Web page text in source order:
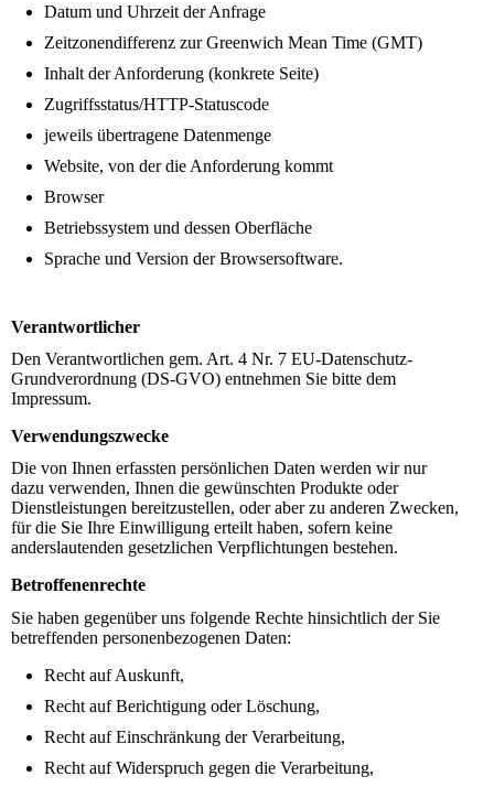
Datum und Uhrzeit der Anfrage
Zeitzonendifferenz zur Greenwich Mean Time (GMT)
Inhalt der Anforderung (konkrete Seite)
Zugriffsstatus/HTTP-Statuscode
jeweils übertragene Datenmenge
Website, von der die Anforderung kommt
Browser
Betriebssystem und dessen Oberfläche
Sprache und Version der Browsersoftware.
Verantwortlicher
Den Verantwortlichen gem. Art. 4 Nr. 7 EU-Datenschutz-
Grundverordnung (DS-GVO) entnehmen Sie bitte dem
Impressum.
Verwendungszwecke
Die von Ihnen erfassten persönlichen Daten werden wir nur
dazu verwenden, Ihnen die gewünschten Produkte oder
Dienstleistungen bereitzustellen, oder aber zu anderen Zwecken,
für die Sie Ihre Einwilligung erteilt haben, sofern keine
anderslautenden gesetzlichen Verpflichtungen bestehen.
Betroffenenrechte
Sie haben gegenüber uns folgende Rechte hinsichtlich der Sie
betreffenden personenbezogenen Daten:
Recht auf Auskunft,
Recht auf Berichtigung oder Löschung,
Recht auf Einschränkung der Verarbeitung,
Recht auf Widerspruch gegen die Verarbeitung,